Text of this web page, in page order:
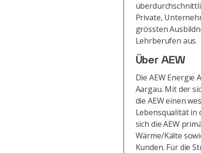
Private,
grössten
Lehrberufen aus.
Über AEW
Die AEW Energie
Aargau. Mit der
die AEW einen
Lebensqualität in
sich die AEW
Wärme/Kälte
Kunden. Für die